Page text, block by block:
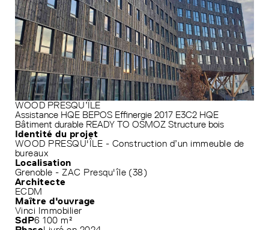
WOOD PRESQU’ÎLE
Assistance HQE BEPOS Effinergie 2017 E3C2 HQE
Bâtiment durable READY TO OSMOZ Structure bois
Identité du projet
WOOD PRESQU'ÎLE - Construction d’un immeuble de
bureaux
Localisation
Grenoble - ZAC Presqu'île (38)
Architecte
ECDM
Maître d'ouvrage
Vinci Immobilier
SdP6 100 m²